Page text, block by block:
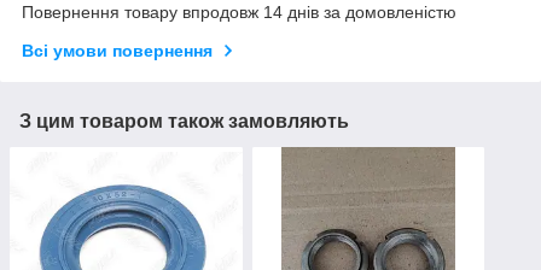
Повернення товару впродовж 14 днів за домовленістю
Всі умови повернення
З цим товаром також замовляють